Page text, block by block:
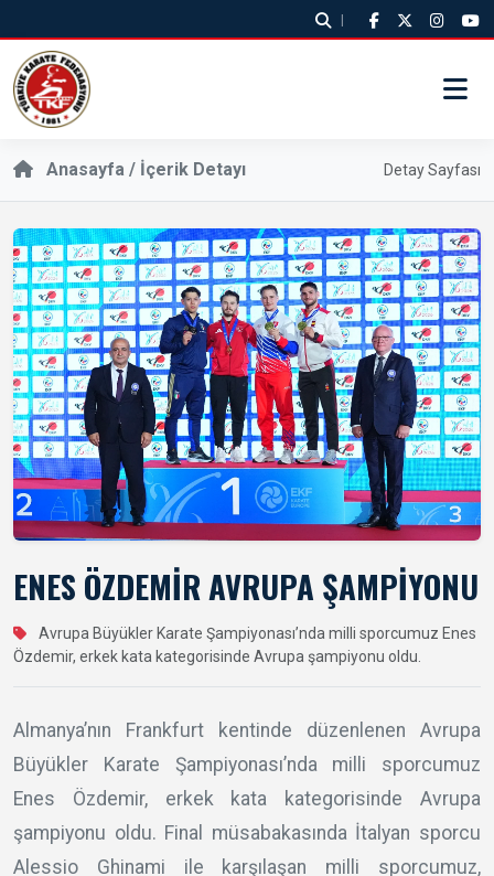
|
Anasayfa / İçerik Detayı Detay Sayfası
ENES ÖZDEMİR AVRUPA ŞAMPİYONU
Avrupa Büyükler Karate Şampiyonası’nda milli sporcumuz Enes
Özdemir, erkek kata kategorisinde Avrupa şampiyonu oldu.
Almanya’nın Frankfurt kentinde düzenlenen Avrupa
Büyükler Karate Şampiyonası’nda milli sporcumuz
Enes Özdemir, erkek kata kategorisinde Avrupa
şampiyonu oldu. Final müsabakasında İtalyan sporcu
Alessio Ghinami ile karşılaşan milli sporcumuz,